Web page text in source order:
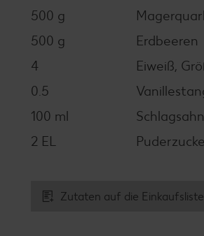
500 g
500 g
Erdbeeren
4
Eiweiß,
0.5
100 ml
2 EL
Zutaten auf die Einkaufsliste